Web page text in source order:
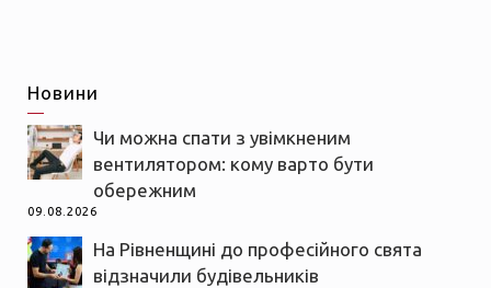
Новини
Чи можна спати з увімкненим
вентилятором: кому варто бути
обережним
09.08.2026
На Рівненщині до професійного свята
відзначили будівельників